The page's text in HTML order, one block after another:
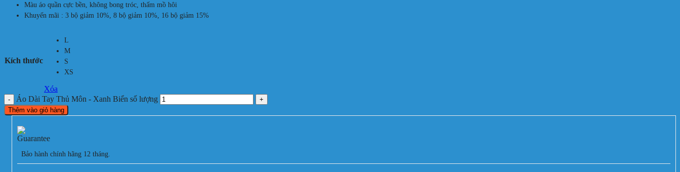
Màu áo quần cực bền, không bong tróc, thấm mồ hôi
Khuyến mãi : 3 bộ giảm 10%, 8 bộ giảm 10%, 16 bộ giảm 15%
Kích thước
L
M
S
XS
Xóa
Áo Dài Tay Thủ Môn - Xanh Biển số lượng
Thêm vào giỏ hàng
Bảo hành chính hãng 12 tháng.